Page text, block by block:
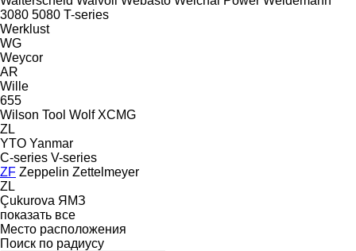
3080 5080 T-series
Werklust
WG
Weycor
AR
Wille
655
Wilson Tool Wolf XCMG
ZL
YTO Yanmar
C-series V-series
ZF Zeppelin Zettelmeyer
ZL
Çukurova ЯМЗ
показать все
Место расположения
Поиск по радиусу